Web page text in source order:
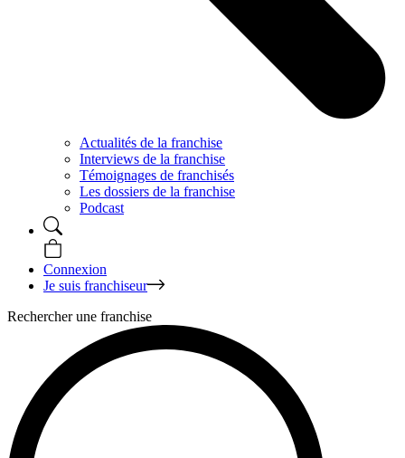
Actualités de la franchise
Interviews de la franchise
Témoignages de franchisés
Les dossiers de la franchise
Podcast
Connexion
Je suis franchiseur
Rechercher une franchise